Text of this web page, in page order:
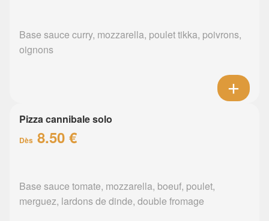
Base sauce curry, mozzarella, poulet tikka, poivrons,
oignons
Pizza cannibale solo
Dès 8.50 €
Base sauce tomate, mozzarella, boeuf, poulet,
merguez, lardons de dinde, double fromage